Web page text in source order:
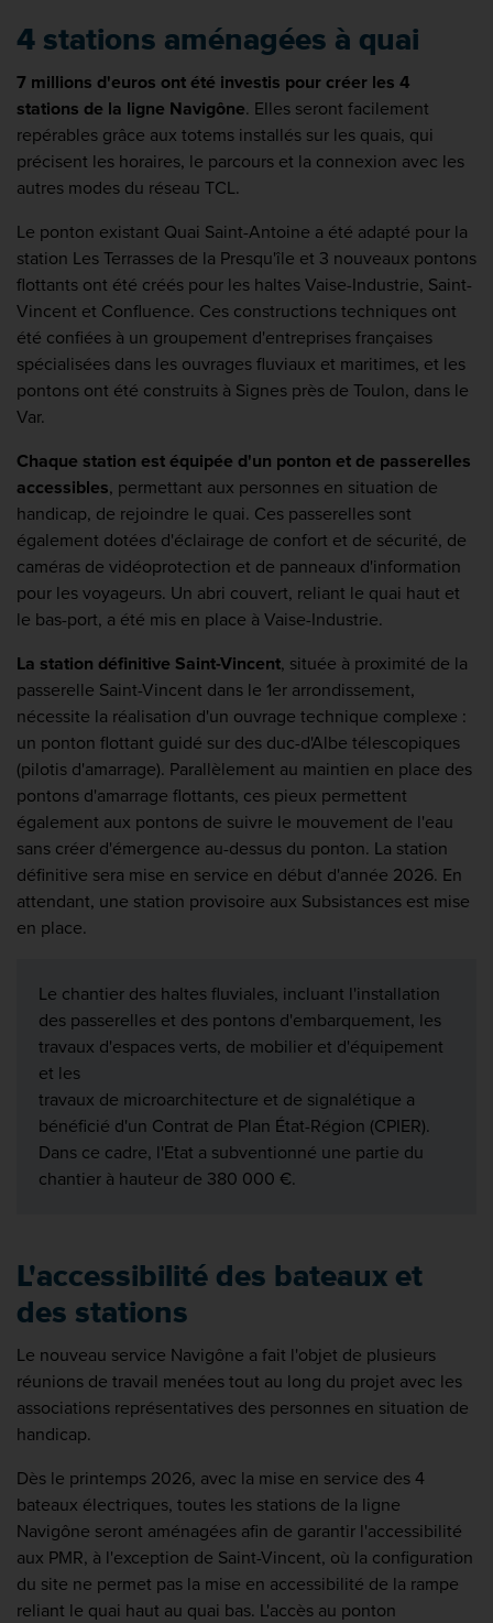
4 stations aménagées à quai
7 millions d'euros ont été investis pour créer les 4
stations de la ligne Navigône. Elles seront facilement
repérables grâce aux totems installés sur les quais, qui
précisent les horaires, le parcours et la connexion avec les
autres modes du réseau TCL.
Le ponton existant Quai Saint-Antoine a été adapté pour la
station Les Terrasses de la Presqu'île et 3 nouveaux pontons
flottants ont été créés pour les haltes Vaise-Industrie, Saint-
Vincent et Confluence. Ces constructions techniques ont
été confiées à un groupement d'entreprises françaises
spécialisées dans les ouvrages fluviaux et maritimes, et les
pontons ont été construits à Signes près de Toulon, dans le
Var.
Chaque station est équipée d'un ponton et de passerelles
accessibles, permettant aux personnes en situation de
handicap, de rejoindre le quai. Ces passerelles sont
également dotées d'éclairage de confort et de sécurité, de
caméras de vidéoprotection et de panneaux d'information
pour les voyageurs. Un abri couvert, reliant le quai haut et
le bas-port, a été mis en place à Vaise-Industrie.
La station définitive Saint-Vincent, située à proximité de la
passerelle Saint-Vincent dans le 1er arrondissement,
nécessite la réalisation d'un ouvrage technique complexe :
un ponton flottant guidé sur des duc-d'Albe télescopiques
(pilotis d'amarrage). Parallèlement au maintien en place des
pontons d'amarrage flottants, ces pieux permettent
également aux pontons de suivre le mouvement de l'eau
sans créer d'émergence au-dessus du ponton. La station
définitive sera mise en service en début d'année 2026. En
attendant, une station provisoire aux Subsistances est mise
en place.
Le chantier des haltes fluviales, incluant l'installation
des passerelles et des pontons d'embarquement, les
travaux d'espaces verts, de mobilier et d'équipement
et les
travaux de microarchitecture et de signalétique a
bénéficié d'un Contrat de Plan État-Région (CPIER).
Dans ce cadre, l'Etat a subventionné une partie du
chantier à hauteur de 380 000 €.
L'accessibilité des bateaux et
des stations
Le nouveau service Navigône a fait l'objet de plusieurs
réunions de travail menées tout au long du projet avec les
associations représentatives des personnes en situation de
handicap.
Dès le printemps 2026, avec la mise en service des 4
bateaux électriques, toutes les stations de la ligne
Navigône seront aménagées afin de garantir l'accessibilité
aux PMR, à l'exception de Saint-Vincent, où la configuration
du site ne permet pas la mise en accessibilité de la rampe
reliant le quai haut au quai bas. L'accès au ponton